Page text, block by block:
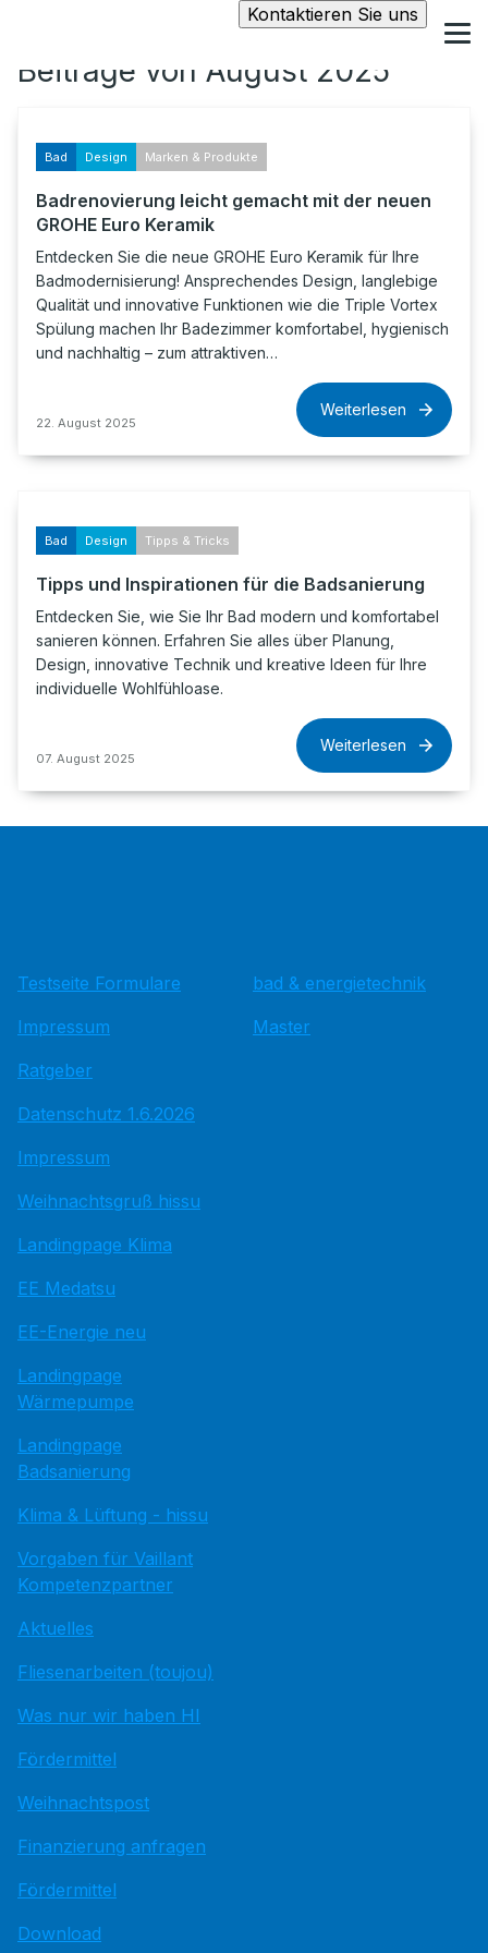
Kontaktieren Sie uns
Beiträge von August 2025
Bad Design Marken & Produkte
Badrenovierung leicht gemacht mit der neuen
GROHE Euro Keramik
Entdecken Sie die neue GROHE Euro Keramik für Ihre
Badmodernisierung! Ansprechendes Design, langlebige
Qualität und innovative Funktionen wie die Triple Vortex
Spülung machen Ihr Badezimmer komfortabel, hygienisch
und nachhaltig – zum attraktiven…
22. August 2025
Weiterlesen
Bad Design Tipps & Tricks
Tipps und Inspirationen für die Badsanierung
Entdecken Sie, wie Sie Ihr Bad modern und komfortabel
sanieren können. Erfahren Sie alles über Planung,
Design, innovative Technik und kreative Ideen für Ihre
individuelle Wohlfühloase.
07. August 2025
Weiterlesen
Testseite Formulare
Impressum
Ratgeber
Datenschutz 1.6.2026
Impressum
Weihnachtsgruß hissu
Landingpage Klima
EE Medatsu
EE-Energie neu
Landingpage
Wärmepumpe
Landingpage
Badsanierung
Klima & Lüftung - hissu
Vorgaben für Vaillant
Kompetenzpartner
Aktuelles
Fliesenarbeiten (toujou)
Was nur wir haben HI
Fördermittel
Weihnachtspost
Finanzierung anfragen
Fördermittel
Download
bad & energietechnik
Master